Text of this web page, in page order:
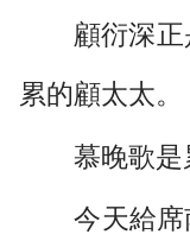
顧衍深正
累的顧太太。
慕晚歌是累
今天給席